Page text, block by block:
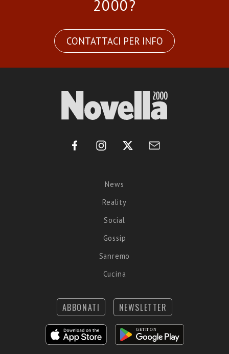
2000?
CONTATTACI PER INFO
News
Reality
Social
Gossip
Sanremo
Cucina
ABBONATI NEWSLETTER